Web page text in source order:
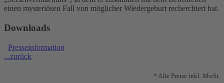
einen mysteriösen Fall von möglicher Wiedergeburt recherchiert hat.
Downloads
Presseinformation
...zurück
* Alle Preise inkl. MwSt.